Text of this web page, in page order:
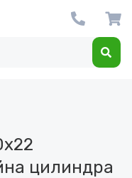
цилиндра